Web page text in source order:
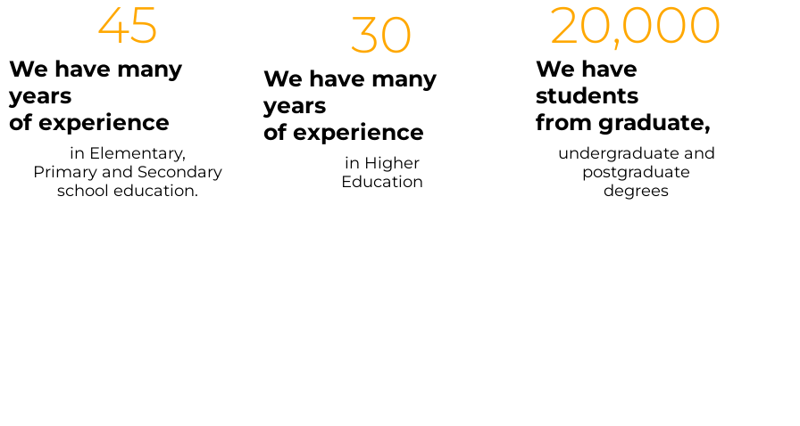
We have many
years
of experience
45
in Elementary,
Primary and Secondary
school education.
We have many
years
of experience
30
in Higher
Education
We have
students
from graduate,
20,000
undergraduate and
postgraduate
degrees